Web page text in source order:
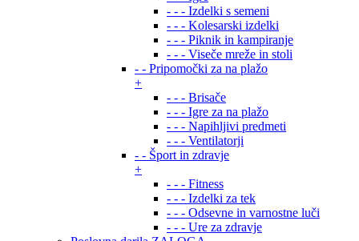
- - - Izdelki s semeni
- - - Kolesarski izdelki
- - - Piknik in kampiranje
- - - Viseče mreže in stoli
- - Pripomočki za na plažo
+
- - - Brisače
- - - Igre za na plažo
- - - Napihljivi predmeti
- - - Ventilatorji
- - Šport in zdravje
+
- - - Fitness
- - - Izdelki za tek
- - - Odsevne in varnostne luči
- - - Ure za zdravje